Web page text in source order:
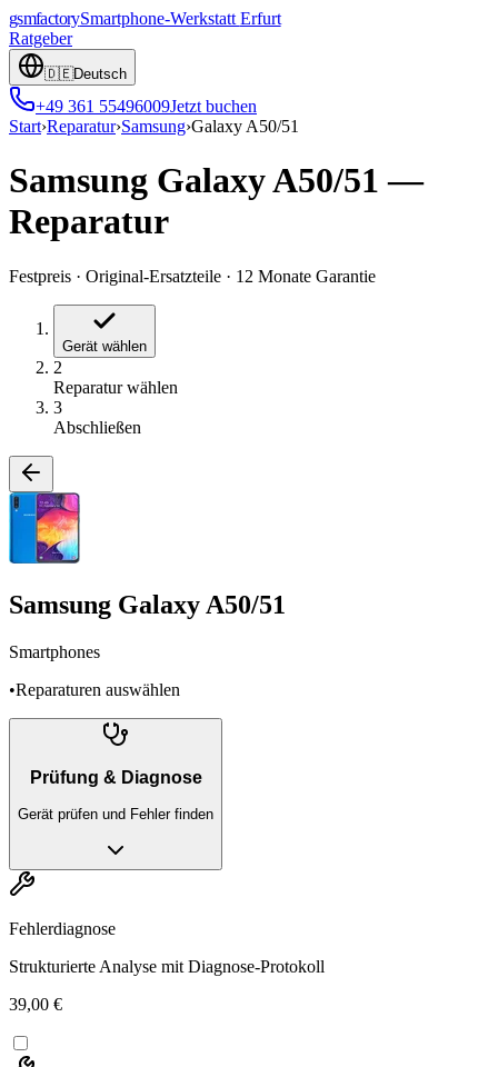
gsmfactorySmartphone-Werkstatt Erfurt
Ratgeber
🇩🇪Deutsch
+49 361 55496009Jetzt buchen
Start›Reparatur›Samsung›Galaxy A50/51
Samsung Galaxy A50/51 —
Reparatur
Festpreis · Original-Ersatzteile · 12 Monate Garantie
Gerät wählen
2
Reparatur wählen
3
Abschließen
Samsung Galaxy A50/51
Smartphones
•Reparaturen auswählen
Prüfung & Diagnose
Gerät prüfen und Fehler finden
Fehlerdiagnose
Strukturierte Analyse mit Diagnose-Protokoll
39,00 €